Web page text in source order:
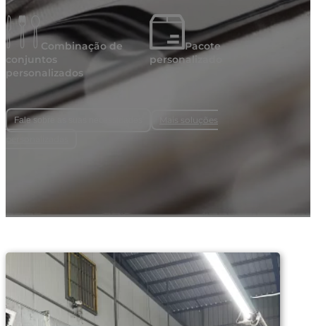
Combinação de
conjuntos
personalizados
Pacote
personalizado
Fale sobre as suas necessidades
Mais soluções